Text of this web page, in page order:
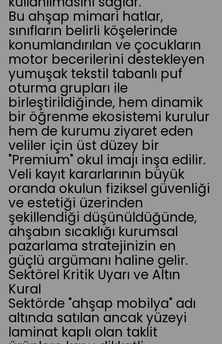
Bu ahşap mimari hatlar,
sınıfların belirli köşelerinde
konumlandırılan ve çocukların
motor becerilerini destekleyen
yumuşak tekstil tabanlı puf
oturma grupları ile
birleştirildiğinde, hem dinamik
bir öğrenme ekosistemi kurulur
hem de kurumu ziyaret eden
veliler için üst düzey bir
"Premium" okul imajı inşa edilir.
Veli kayıt kararlarının büyük
oranda okulun fiziksel güvenliği
ve estetiği üzerinden
şekillendiği düşünüldüğünde,
ahşabın sıcaklığı kurumsal
pazarlama stratejinizin en
güçlü argümanı haline gelir.
Sektörel Kritik Uyarı ve Altın
Kural
Sektörde "ahşap mobilya" adı
altında satılan ancak yüzeyi
laminat kaplı olan taklit